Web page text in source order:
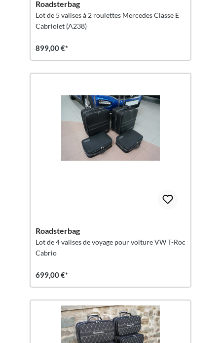
Roadsterbag
Lot de 5 valises à 2 roulettes Mercedes Classe E
Cabriolet (A238)
899,00 €*
Roadsterbag
Lot de 4 valises de voyage pour voiture VW T-Roc
Cabrio
699,00 €*